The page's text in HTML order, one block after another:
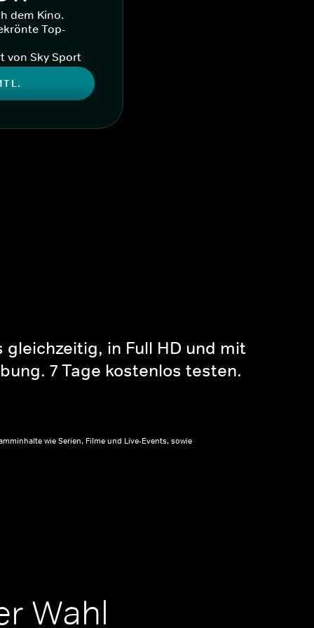
dem Kino.
Top-
von Sky Sport
in Full HD und mit
7 Tage kostenlos testen.
wie Serien, Filme und Live-Events, sowie
Wahl